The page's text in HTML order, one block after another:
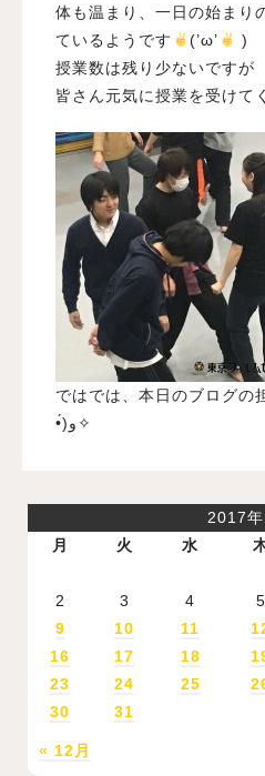
体も温まり、一日の始まり
ているようです
(’ω’
)
授業数は残り少ないですが
皆さん元気に授業を受けて
ではでは、本日のブログの
•́)و✧
2017年
月
火 水
« 12月
2
3 4 5
9
10 11
16
17 18
23
24 25
30
31